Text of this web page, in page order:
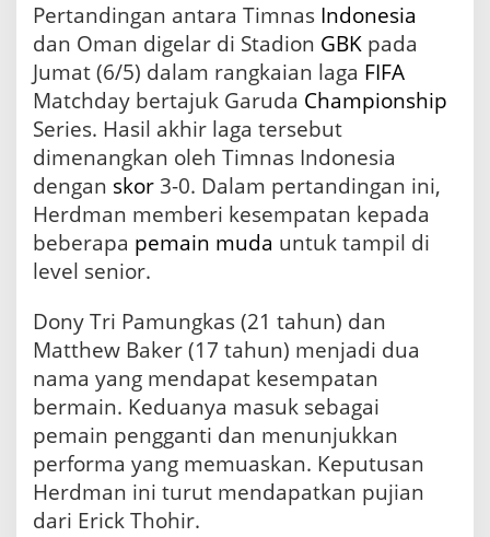
d
m
a
n
M
e
a
i
n
a
m
a
i
n
M
u
d
Pertandingan antara Timnas Indonesia
dan Oman digelar di Stadion GBK pada
Jumat (6/5) dalam rangkaian laga FIFA
Matchday bertajuk Garuda Championship
Series. Hasil akhir laga tersebut
dimenangkan oleh Timnas Indonesia
dengan skor3-0. Dalam pertandingan ini,
Herdman memberi kesempatan kepada
beberapa pemain muda untuk tampil di
level senior.
Dony Tri Pamungkas (21 tahun) dan
Matthew Baker (17 tahun) menjadi dua
nama yang mendapat kesempatan
bermain. Keduanya masuk sebagai
pemain pengganti dan menunjukkan
performa yang memuaskan. Keputusan
Herdman ini turut mendapatkan pujian
dari Erick Thohir.